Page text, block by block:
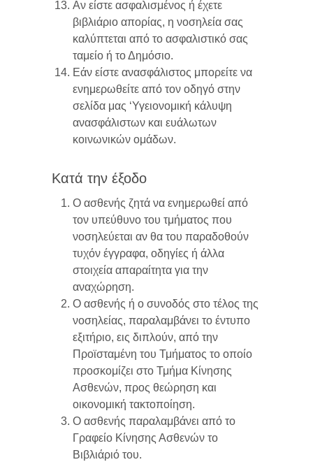
Αν είστε ασφαλισμένος ή έχετε
βιβλιάριο απορίας, η νοσηλεία σας
καλύπτεται από το ασφαλιστικό σας
ταμείο ή το Δημόσιο.
Εάν είστε ανασφάλιστος μπορείτε να
ενημερωθείτε από τον οδηγό στην
σελίδα μας ‘Υγειονομική κάλυψη
ανασφάλιστων και ευάλωτων
κοινωνικών ομάδων.
Κατά την έξοδο
Ο ασθενής ζητά να ενημερωθεί από
τον υπεύθυνο του τμήματος που
νοσηλεύεται αν θα του παραδοθούν
τυχόν έγγραφα, οδηγίες ή άλλα
στοιχεία απαραίτητα για την
αναχώρηση.
Ο ασθενής ή ο συνοδός στο τέλος της
νοσηλείας, παραλαμβάνει το έντυπο
εξιτήριο, εις διπλούν, από την
Προϊσταμένη του Τμήματος το οποίο
προσκομίζει στο Τμήμα Κίνησης
Ασθενών, προς θεώρηση και
οικονομική τακτοποίηση.
Ο ασθενής παραλαμβάνει από το
Γραφείο Κίνησης Ασθενών το
Βιβλιάριό του.